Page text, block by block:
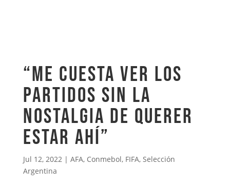
“Me cuesta ver los
partidos sin la
nostalgia de querer
estar ahí”
Jul 12, 2022| AFA, Conmebol, FIFA, Selección
Argentina